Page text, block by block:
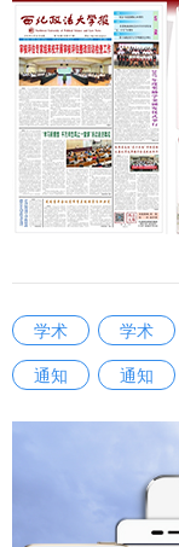
学术 学术
通知
通知